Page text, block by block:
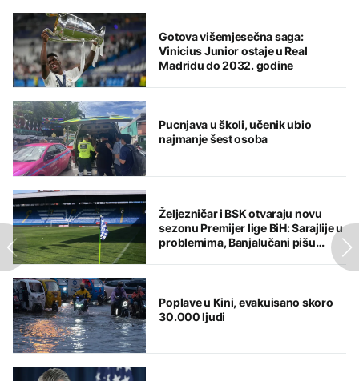
Gotova višemjesečna saga:
Vinicius Junior ostaje u Real
Madridu do 2032. godine
Pucnjava u školi, učenik ubio
najmanje šest osoba
Željezničar i BSK otvaraju novu
sezonu Premijer lige BiH: Sarajlije u
problemima, Banjalučani pišu
Poplave u Kini, evakuisano skoro
30.000 ljudi